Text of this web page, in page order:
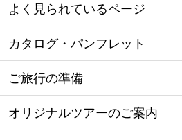
よく見られているページ
カタログ・パンフレット
ご旅行の準備
オリジナルツアーのご案内